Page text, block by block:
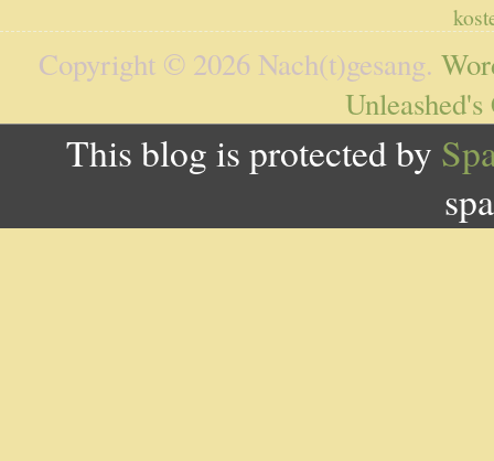
Copyright © 2026 Nach(t)gesang.
Unleashed's
This blog is protected by